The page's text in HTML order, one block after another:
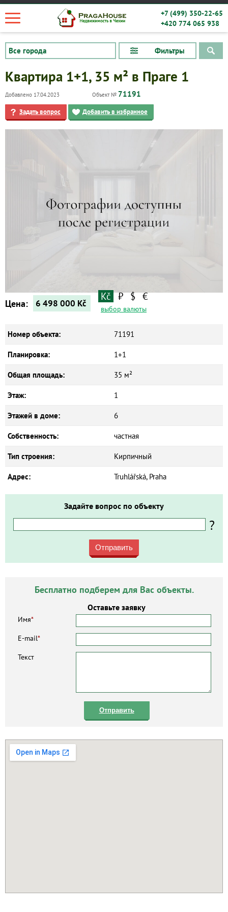
+7 (499) 350-22-65
+420 774 065 938
Фильтры
Квартира 1+1, 35 м² в Праге 1
Добавлено 17.04.2023 Объект № 71191
Задать вопрос Добавить в избранное
Цена: 6 498 000 Kč
Kč ₽ $ €
выбор валюты
Номер объекта: 71191
Планировка: 1+1
Общая площадь: 35 м²
Этаж: 1
Этажей в доме: 6
Собственность: частная
Тип строения: Кирпичный
Адрес: Truhlářská, Praha
Задайте вопрос по объекту
?
Отправить
Бесплатно подберем для Вас объекты.
Оставьте заявку
Имя*
E-mail*
Текст
Отправить